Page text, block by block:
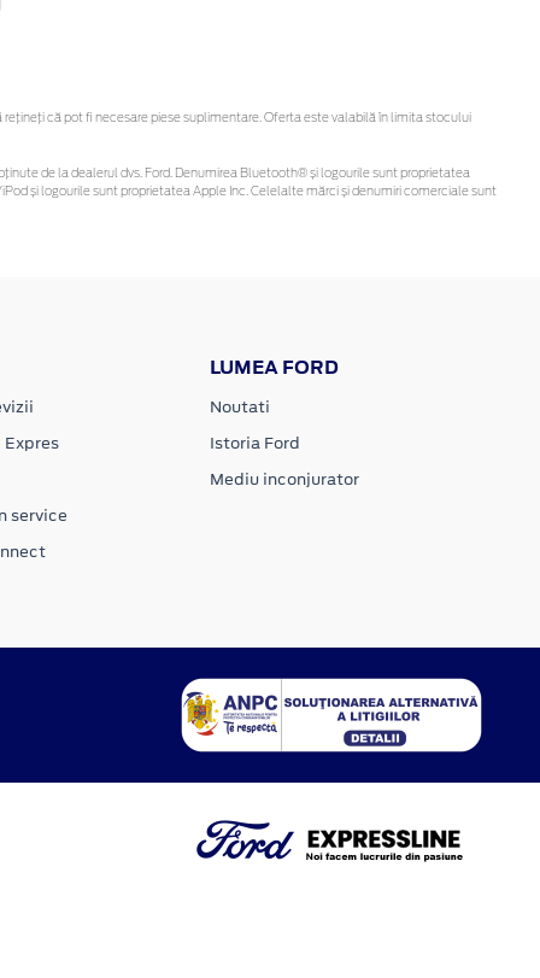
că pot fi necesare piese suplimentare. Oferta este valabilă în limita stocului
de la dealerul dvs. Ford. Denumirea Bluetooth® și logourile sunt proprietatea
și logourile sunt proprietatea Apple Inc. Celelalte mărci și denumiri comerciale sunt
Expres
service
LUMEA FORD
Noutati
Istoria Ford
Mediu inconjurator